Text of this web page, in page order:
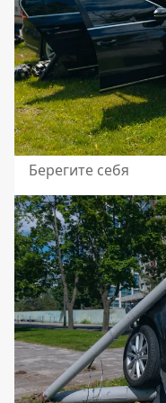
Берегите себя